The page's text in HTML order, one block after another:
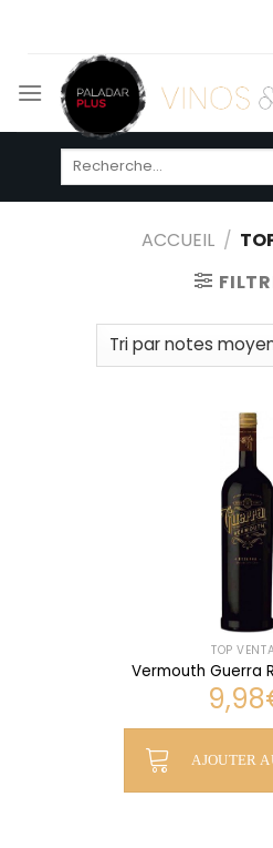
content
Recherche
ACCUEIL /
TOP
Vermouth Guerra
9,98
AJOUTER